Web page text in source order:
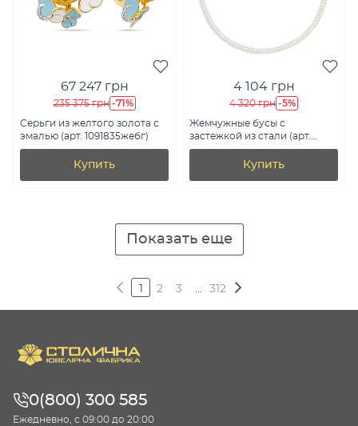
67 247 грн
235 375 грн -71%
Серьги из желтого золота с
эмалью (арт. 1091835жебг)
Купить
4 104 грн
4 320 грн -5%
Жемчужные бусы с
застежкой из стали (арт.
9016/205жб)
Купить
Показать еще
2 3 ... 312
0(800) 300 585
Ежедневно, с 09:00 до 20:00